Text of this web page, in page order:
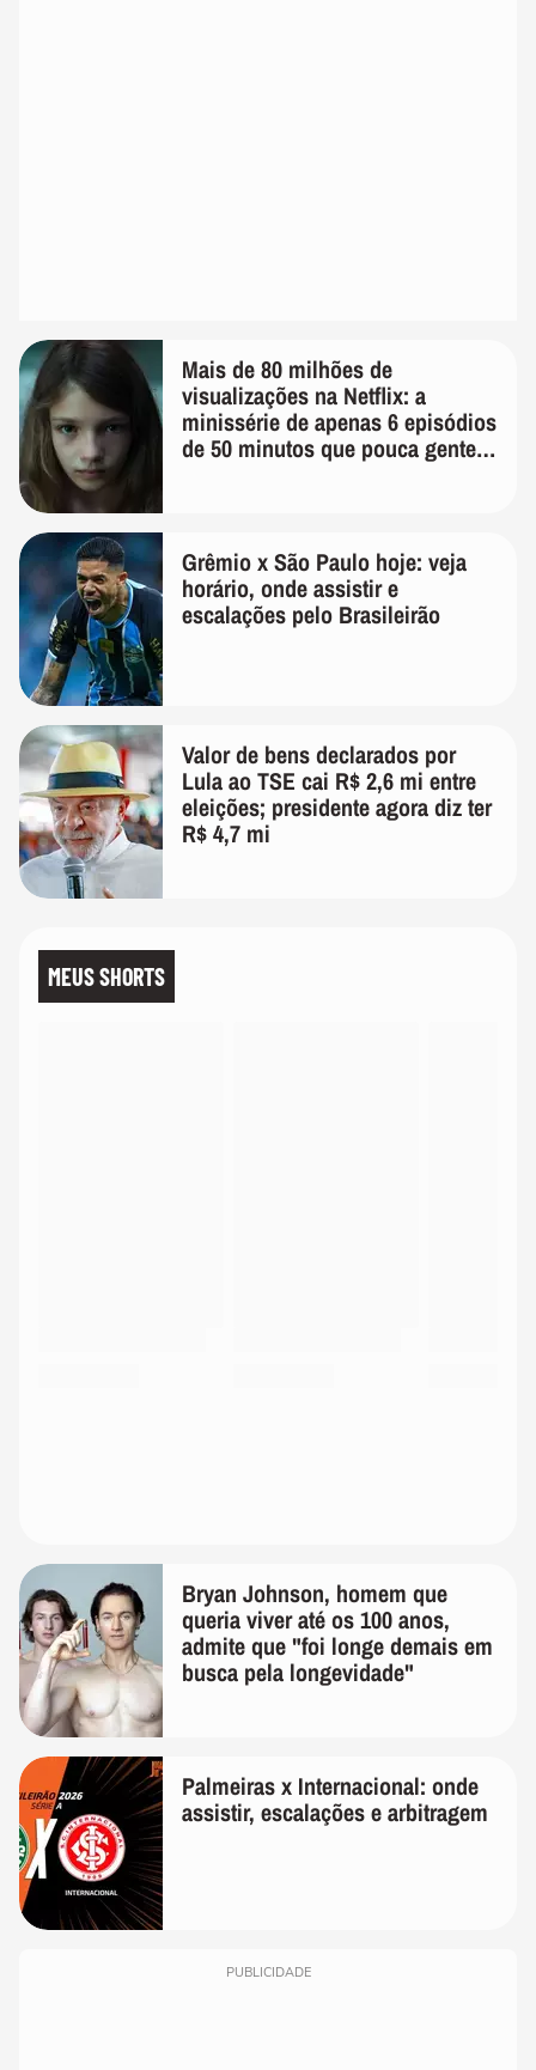
Mais de 80 milhões de
visualizações na Netflix: a
minissérie de apenas 6 episódios
de 50 minutos que pouca gente
Grêmio x São Paulo hoje: veja
horário, onde assistir e
escalações pelo Brasileirão
Valor de bens declarados por
Lula ao TSE cai R$ 2,6 mi entre
eleições; presidente agora diz ter
R$ 4,7 mi
MEUS SHORTS
Bryan Johnson, homem que
queria viver até os 100 anos,
admite que "foi longe demais em
busca pela longevidade"
Palmeiras x Internacional: onde
assistir, escalações e arbitragem
PUBLICIDADE